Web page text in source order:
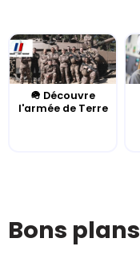
🪖 Découvre
l'armée de Terre
Bons plans